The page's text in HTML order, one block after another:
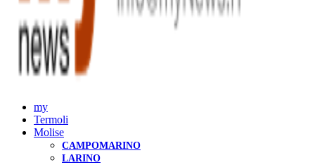
my
Termoli
Molise
CAMPOMARINO
LARINO